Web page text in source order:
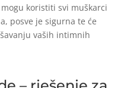
koristiti svi muškarci
posve je sigurna te će
vaših intimnih